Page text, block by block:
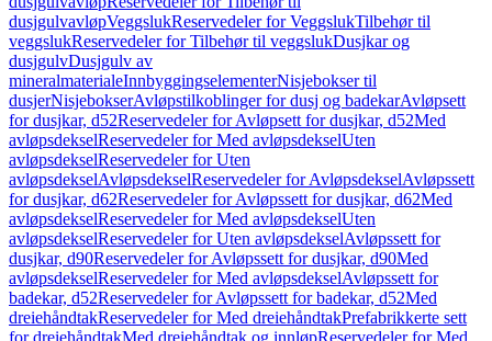
dusjgulvavløpVeggslukReservedeler for VeggslukTilbehør til
veggslukReservedeler for Tilbehør til veggslukDusjkar og
dusjgulvDusjgulv av
mineralmaterialeInnbyggingselementerNisjebokser til
dusjerNisjebokserAvløpstilkoblinger for dusj og badekarAvløpsett
for dusjkar, d52Reservedeler for Avløpsett for dusjkar, d52Med
avløpsdekselReservedeler for Med avløpsdekselUten
avløpsdekselReservedeler for Uten
avløpsdekselAvløpsdekselReservedeler for AvløpsdekselAvløpssett
for dusjkar, d62Reservedeler for Avløpssett for dusjkar, d62Med
avløpsdekselReservedeler for Med avløpsdekselUten
avløpsdekselReservedeler for Uten avløpsdekselAvløpssett for
dusjkar, d90Reservedeler for Avløpssett for dusjkar, d90Med
avløpsdekselReservedeler for Med avløpsdekselAvløpssett for
badekar, d52Reservedeler for Avløpssett for badekar, d52Med
dreiehåndtakReservedeler for Med dreiehåndtakPrefabrikkerte sett
for dreiehåndtakMed dreiehåndtak og innløpReservedeler for Med